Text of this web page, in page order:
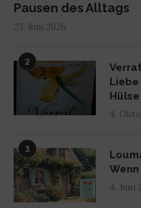
Pausen des Alltags
23. Juni 2026
2
Hülse
4.
3
4. Juni